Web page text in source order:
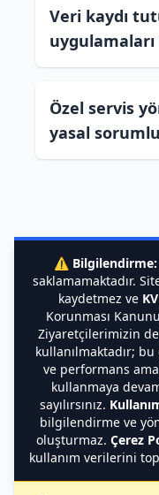
Veri kaydı
uygulamaları
Özel servis
yasal
⚠️ Bilgilendirme:
saklamamaktadır.
kaydetmez ve
Korunması
Ziyaretçilerimizin
kullanılmaktadır;
ve performans
kullanmaya
sayılırsınız.
bilgilendirme ve
oluşturmaz. Çerez
kullanım verilerini